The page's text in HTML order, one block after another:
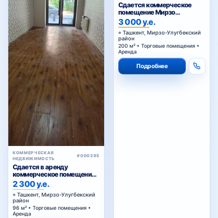
КОММЕРЧЕСКАЯ
НЕДВИЖИМОСТЬ
#000395
Сдается в аренду
коммерческое помещение
Ц1.
2 300 у.е.
Ташкент, Мирзо-Улугбекский
район
96 м² • Торговые помещения •
Аренда
Сдается коммерческое
помещение Мирзо
Улугбекский район.
3 000 у.е.
Ташкент, Мирзо-Улугбекский
район
200 м² • Торговые помещения •
Аренда
Подробнее